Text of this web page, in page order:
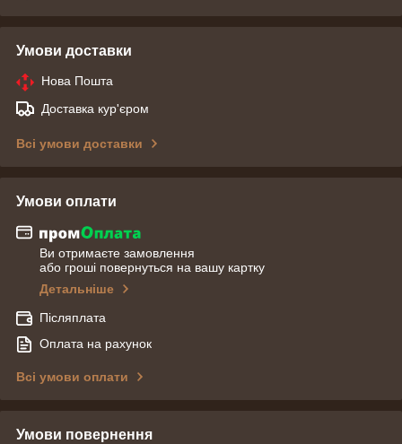
Умови доставки
Нова Пошта
Доставка кур'єром
Всі умови доставки
Умови оплати
Ви отримаєте замовлення
або гроші повернуться на вашу картку
Детальніше
Післяплата
Оплата на рахунок
Всі умови оплати
Умови повернення